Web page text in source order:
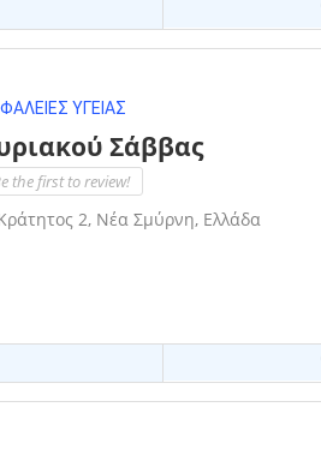
ΥΓΕΊΑΣ
Σάββας
the first to review!
2, Νέα Σμύρνη, Ελλάδα